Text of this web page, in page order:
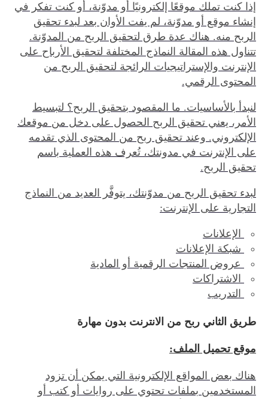
إذا كنت تملك موقعًا إلكترونيًا أو مدوّنة، أو كنت تفكر في
إنشاء موقع أو مدوّنة، لم يفت الأوان بعد لبدء تحقيق
الربح منه. هناك عدة طرق لتحقيق الربح من المدوّنة.
تتناول هذه المقالة النماذج المختلفة لتحقيق الأرباح على
الإنترنت والإستراتيجيات الرائجة لتحقيق الربح من
المحتوى الرقمي.
لنبدأ بالأساسيات. ما المقصود بتحقيق الربح؟ لتبسيط
الأمر، يعني تحقيق الربح الحصول على دخل من موقعك
الإلكتروني. وعند تحقيق ربح من المحتوى الذي تقدمه
على الإنترنت في مدونتك، تُعرف هذه العملية باسم
تحقيق الربح.
لبدء تحقيق الربح من مدوّنتك، يتوفَّر العديد من النماذج
التجارية على الإنترنت:
الإعلانات
شبكة الإعلانات
عروض المنتجات الرقمية أو المادية
الاشتراكات
التدريب
طريق الثاني ربح من الانترنت بدون مهارة
موقع تحميل الملف:
هناك بعض المواقع الإلكترونية التي يمكن أن تزود
المستخدمين بملفات تحتوي على روايات أو كتب أو